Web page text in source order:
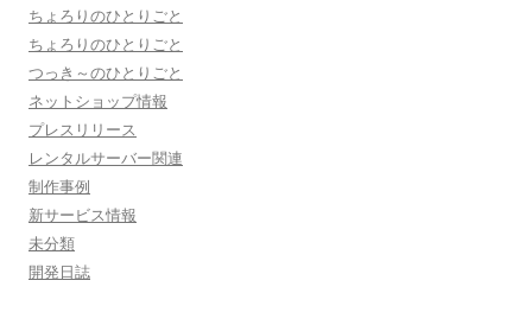
ちょろりのひとりごと
ちょろりのひとりごと
つっき～のひとりごと
ネットショップ情報
プレスリリース
レンタルサーバー関連
制作事例
新サービス情報
未分類
開発日誌